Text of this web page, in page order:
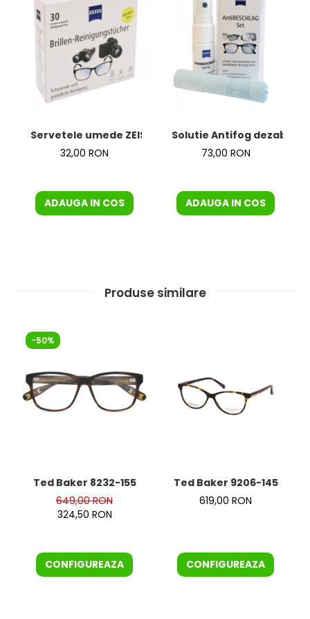
Servetele umede ZEISS
32,00 RON
ADAUGA IN COS
Solutie Antifog dezaburire
73,00 RON
ADAUGA IN COS
Produse similare
-50%
Ted Baker 8232-155
649,00 RON
324,50 RON
CONFIGUREAZA
Ted Baker 9206-145
619,00 RON
CONFIGUREAZA